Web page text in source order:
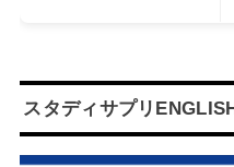
スタディサプリ